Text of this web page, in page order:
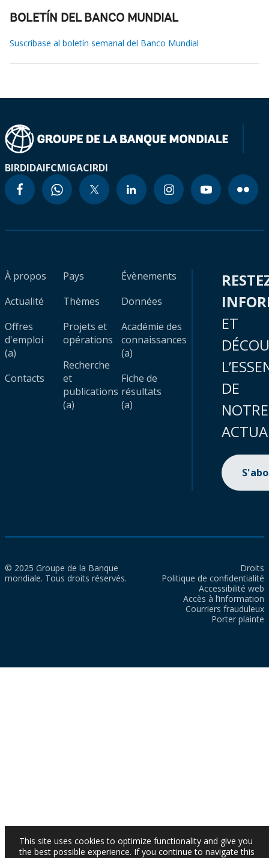
BOLETÍN DEL BANCO MUNDIAL
Suscríbase al boletín semanal del Banco Mundial
BIRDIDAIFCMIGACIRDI
À propos
Actualité
Offres
d'emploi
(a)
Contacts
Pays
Thèmes
Projets et
opérations
Recherche
et
publications
(a)
Évènements
Données
Académie des
connaissances
(a)
Fiche de
résultats
(a)
ET
DE
NOTRE
© 2025 Groupe de la Banque
mondiale. Tous droits réservés.
Droits
Politique de confidentialité
Accessibilité web
Accès à l’information
Courriers frauduleux
Porter plainte
This site uses cookies to optimize functionality and give you
the best possible experience. If you continue to navigate this